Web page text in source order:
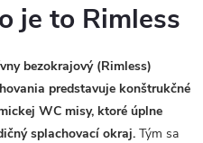
je to Rimless
bezokrajový (Rimless)
predstavuje konštrukčné
WC misy, ktoré úplne
splachovací okraj. Tým sa